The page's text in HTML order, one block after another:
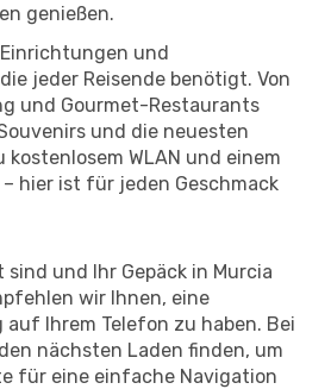
genießen.
und
jeder Reisende benötigt. Von
und Gourmet-Restaurants
und die neuesten
kostenlosem WLAN und einem
hier ist für jeden Geschmack
sind und Ihr Gepäck in Murcia
wir Ihnen, eine
Ihrem Telefon zu haben. Bei
nächsten Laden finden, um
für eine einfache Navigation